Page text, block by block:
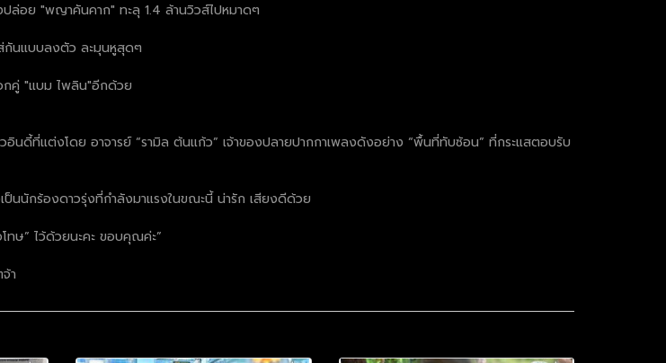
ล่อย "พญาคันคาก" ทะลุ 1.4 ล้านวิวส์ไปหมาดๆ
กันแบบลงตัว ละมุนหูสุดๆ
กคู่ "แบม ไพลิน"อีกด้วย
ดี้ที่แต่งโดย อาจารย์ “รามิล ต้นแก้ว” เจ้าของปลายปากกาเพลงดังอย่าง “พื้นที่ทับซ้อน” ที่กระแสตอบรับ
นนักร้องดาวรุ่งที่กำลังมาแรงในขณะนี้ น่ารัก เสียงดีด้วย
ษ” ไว้ด้วยนะคะ ขอบคุณค่ะ”
า